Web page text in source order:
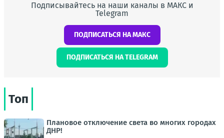
Подписывайтесь на наши каналы в МАКС и
Telegram
ПОДПИСАТЬСЯ НА МАКС
ПОДПИСАТЬСЯ НА TELEGRAM
Топ
Плановое отключение света во многих городах
ДНР!